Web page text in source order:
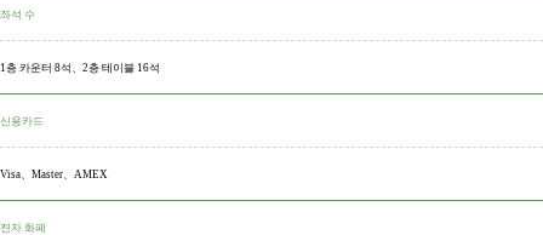
좌석 수
1층 카운터 8석、2층 테이블 16석
신용카드
Visa、Master、AMEX
전자 화폐